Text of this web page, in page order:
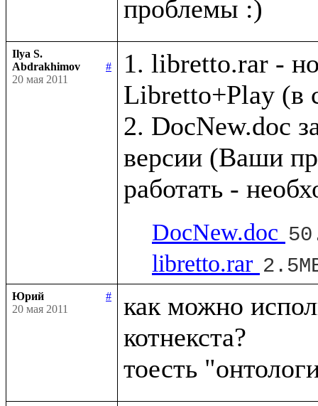
Ilya S.
Abdrakhimov
#
20 мая 2011
1. libretto.rar -
Libretto+Play (в
2. DocNew.doc
версии (Ваши
DocNew.doc
libretto.rar
Юрий
#
20 мая 2011
как можно
котнекста?